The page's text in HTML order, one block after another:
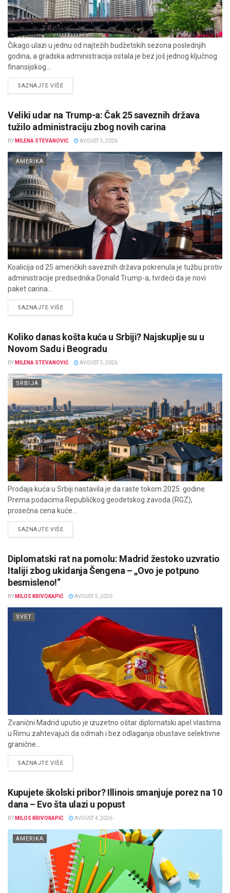
Čikago ulazi u jednu od najtežih budžetskih sezona poslednjih
godina, a gradska administracija ostala je bez još jednog ključnog
finansijskog...
SAZNAJTE VIŠEDETAILS
Veliki udar na Trump-a: Čak 25 saveznih država
tužilo administraciju zbog novih carina
BY MILENA STEVANOVIĆ AVGUST 5, 2026
AMERIKA
Koalicija od 25 američkih saveznih država pokrenula je tužbu protiv
administracije predsednika Donald Trump-a, tvrdeći da je novi
paket carina...
SAZNAJTE VIŠEDETAILS
Koliko danas košta kuća u Srbiji? Najskuplje su u
Novom Sadu i Beogradu
BY MILENA STEVANOVIĆ AVGUST 5, 2026
SRBIJA
Prodaja kuća u Srbiji nastavila je da raste tokom 2025. godine.
Prema podacima Republičkog geodetskog zavoda (RGZ),
prosečna cena kuće...
SAZNAJTE VIŠEDETAILS
Diplomatski rat na pomolu: Madrid žestoko uzvratio
Italiji zbog ukidanja Šengena – „Ovo je potpuno
besmisleno!“
BY MILOS KRIVOKAPIĆ AVGUST 5, 2026
SVET
Zvanični Madrid uputio je izuzetno oštar diplomatski apel vlastima
u Rimu zahtevajući da odmah i bez odlaganja obustave selektivne
granične...
SAZNAJTE VIŠEDETAILS
Kupujete školski pribor? Illinois smanjuje porez na 10
dana – Evo šta ulazi u popust
BY MILOS KRIVOKAPIĆ AVGUST 4, 2026
AMERIKA